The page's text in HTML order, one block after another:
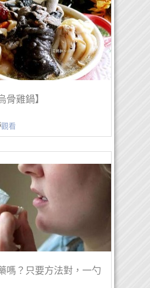
骨雞鍋】
觀看
嗎？只要方法對，一勺